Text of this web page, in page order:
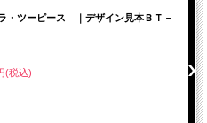
・ツーピース ｜デザイン見本ＢＴ－
(税込)